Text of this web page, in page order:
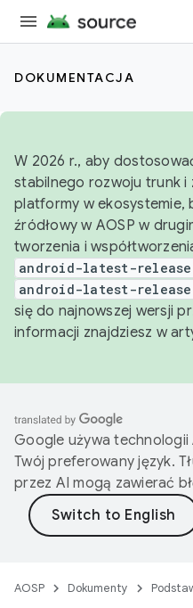
DOKUMENTACJA
W 2026 r., aby
stabilnego rozwoju trunk i
platformy w ekosystemie,
źródłowy w AOSP w
tworzenia i
android-latest-release
android-latest-release
się do najnowszej wersji
informacji znajdziesz w
Google używa technologii
Twój preferowany język.
przez AI mogą zawierać
AOSP Dokumenty